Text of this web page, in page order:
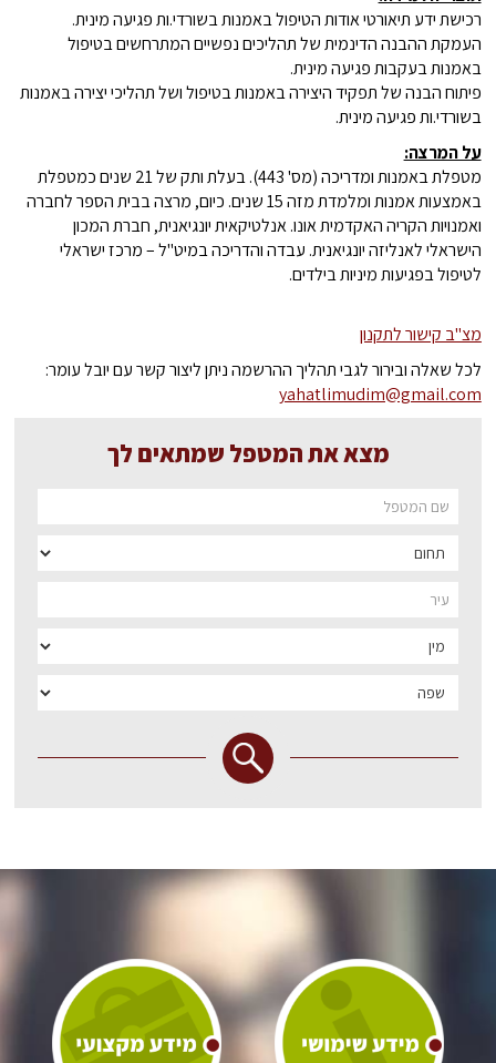
רכישת ידע תיאורטי אודות הטיפול באמנות בשורדי.ות פגיעה מינית.
העמקת ההבנה הדינמית של תהליכים נפשיים המתרחשים בטיפול
באמנות בעקבות פגיעה מינית.
פיתוח הבנה של תפקיד היצירה באמנות בטיפול ושל תהליכי יצירה באמנות
בשורדי.ות פגיעה מינית.
על המרצה:
מטפלת באמנות ומדריכה (מס' 443). בעלת ותק של 21 שנים כמטפלת
באמצעות אמנות ומלמדת מזה 15 שנים. כיום, מרצה בבית הספר לחברה
ואמנויות הקריה האקדמית אונו. אנלטיקאית יונגיאנית, חברת המכון
הישראלי לאנליזה יונגיאנית. עבדה והדריכה במיט"ל – מרכז ישראלי
לטיפול בפגיעות מיניות בילדים.
מצ"ב קישור לתקנון
לכל שאלה ובירור לגבי תהליך ההרשמה ניתן ליצור קשר עם יובל עומר:
yahatlimudim@gmail.com
מצא את המטפל שמתאים לך